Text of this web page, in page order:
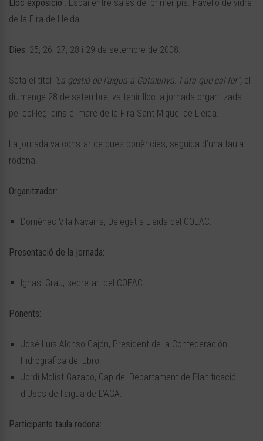
Lloc exposició : Espai entre sales del primer pis. Pavelló de vidre
de la Fira de Lleida.
Dies: 25, 26, 27, 28 i 29 de setembre de 2008.
Sota el títol “La gestió de l’aigua a Catalunya. I ara que cal fer”, el
diumenge 28 de setembre, va tenir lloc la jornada organitzada
pel col·legi dins el marc de la Fira Sant Miquel de Lleida.
La jornada va constar de dues ponències, seguida d’una taula
rodona.
Organitzador:
Domènec Vila Navarra, Delegat a Lleida del COEAC.
Presentació de la jornada:
Ignasi Grau, secretari del COEAC.
Ponents:
José Luís Alonso Gajón, President de la Confederación
Hidrográfica del Ebro.
Jordi Molist Gazapo, Cap del Departament de Planificació
d’Usos de l’aigua de L’ACA.
Participants taula rodona: